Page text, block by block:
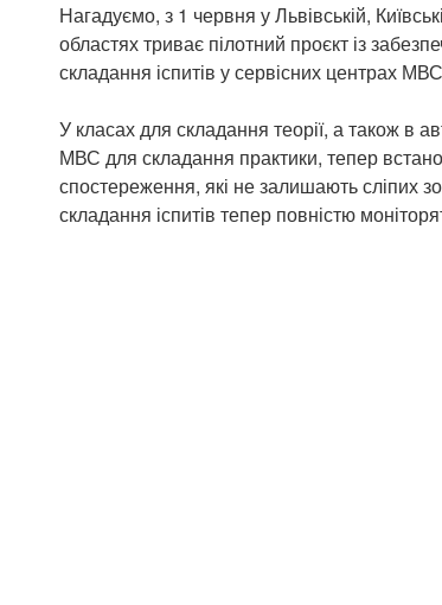
Нагадуємо, з 1 червня у Львівській,
областях триває пілотний проєкт із
складання іспитів у сервісних центрах
У класах для складання теорії, а також в
МВС для складання практики, тепер
спостереження, які не залишають сліпих
складання іспитів тепер повністю